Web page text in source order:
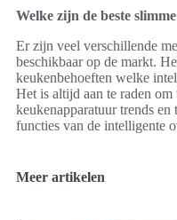
Welke zijn de beste
Er zijn veel verschillende
beschikbaar op de markt.
keukenbehoeften welke
Het is altijd aan te raden
keukenapparatuur trends en
functies van de intelligente
Meer artikelen